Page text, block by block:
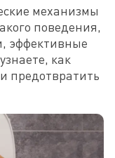
механизмы
поведения,
эффективные
как
предотвратить